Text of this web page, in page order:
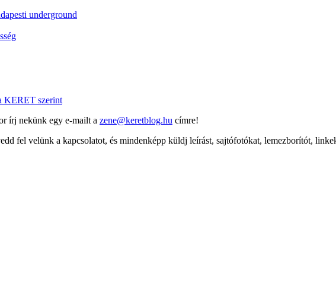
underground
KERET szerint
írj nekünk egy e-mailt a zene@keretblog.hu címre!
fel velünk a kapcsolatot, és mindenképp küldj leírást, sajtófotókat, lemezborítót,